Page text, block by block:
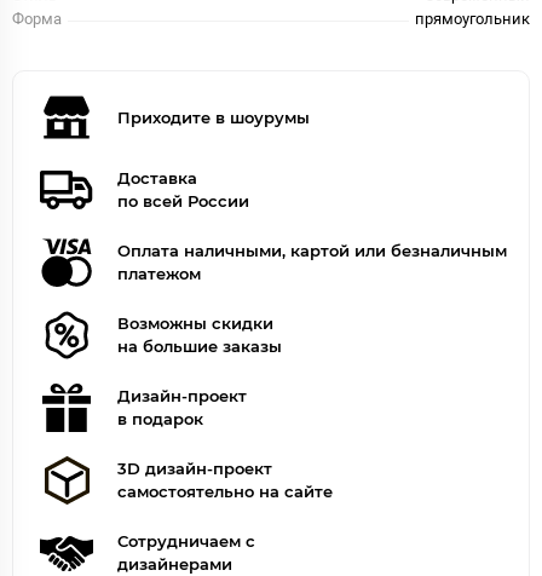
Форма
прямоугольник
Приходите в шоурумы
Доставка
по всей России
Оплата наличными, картой или безналичным
платежом
Возможны скидки
на большие заказы
Дизайн-проект
в подарок
3D дизайн-проект
самостоятельно на сайте
Сотрудничаем с
дизайнерами